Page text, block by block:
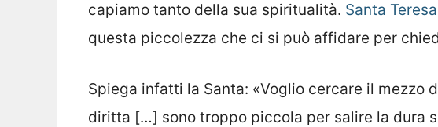
capiamo tanto della sua spiritualità. Santa Teresa
questa piccolezza che ci si può affidare per
Spiega infatti la Santa: «Voglio cercare il mezzo
diritta […] sono troppo piccola per salire la dura